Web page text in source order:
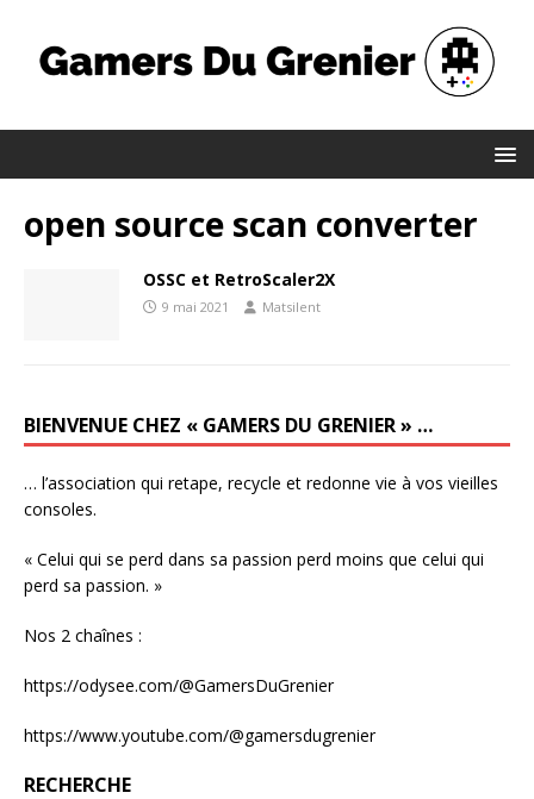
open source scan converter
OSSC et RetroScaler2X
9 mai 2021 Matsilent
BIENVENUE CHEZ « GAMERS DU GRENIER » …
… l’association qui retape, recycle et redonne vie à vos vieilles
consoles.
« Celui qui se perd dans sa passion perd moins que celui qui
perd sa passion. »
Nos 2 chaînes :
https://odysee.com/@GamersDuGrenier
https://www.youtube.com/@gamersdugrenier
RECHERCHE